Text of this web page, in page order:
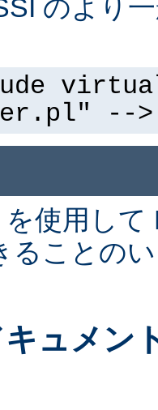
のより
-->
を使用し
ることの
ュメン